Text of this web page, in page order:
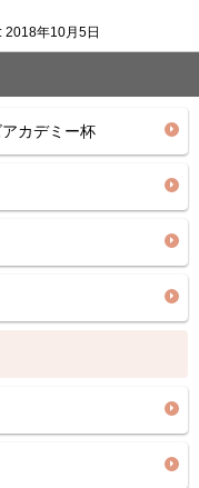
2018年10月5日
カデミー杯